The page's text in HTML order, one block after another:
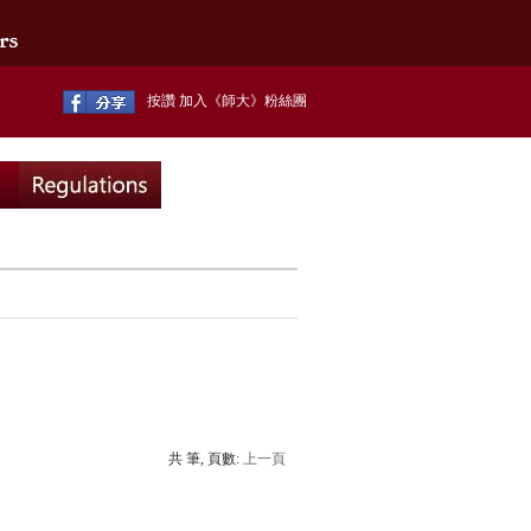
按讚 加入《師大》粉絲團
共 筆, 頁數: 上一頁